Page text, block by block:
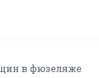
в фюзеляже